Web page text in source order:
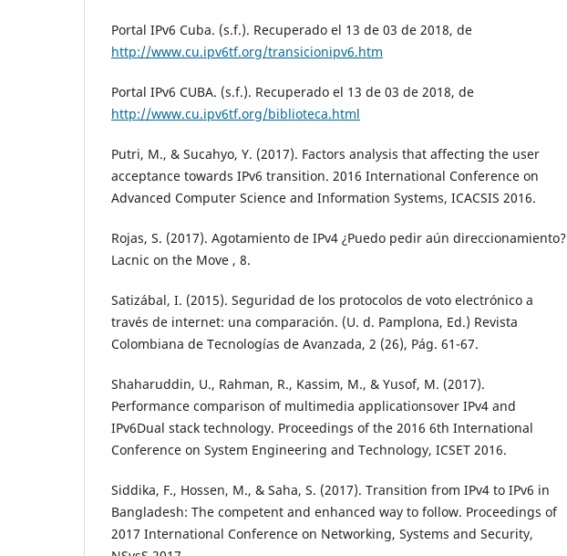
Portal IPv6 Cuba. (s.f.). Recuperado el 13 de 03 de 2018, de
http://www.cu.ipv6tf.org/transicionipv6.htm
Portal IPv6 CUBA. (s.f.). Recuperado el 13 de 03 de 2018, de
http://www.cu.ipv6tf.org/biblioteca.html
Putri, M., & Sucahyo, Y. (2017). Factors analysis that affecting the user
acceptance towards IPv6 transition. 2016 International Conference on
Advanced Computer Science and Information Systems, ICACSIS 2016.
Rojas, S. (2017). Agotamiento de IPv4 ¿Puedo pedir aún direccionamiento?
Lacnic on the Move , 8.
Satizábal, I. (2015). Seguridad de los protocolos de voto electrónico a
través de internet: una comparación. (U. d. Pamplona, Ed.) Revista
Colombiana de Tecnologías de Avanzada, 2 (26), Pág. 61-67.
Shaharuddin, U., Rahman, R., Kassim, M., & Yusof, M. (2017).
Performance comparison of multimedia applicationsover IPv4 and
IPv6Dual stack technology. Proceedings of the 2016 6th International
Conference on System Engineering and Technology, ICSET 2016.
Siddika, F., Hossen, M., & Saha, S. (2017). Transition from IPv4 to IPv6 in
Bangladesh: The competent and enhanced way to follow. Proceedings of
2017 International Conference on Networking, Systems and Security,